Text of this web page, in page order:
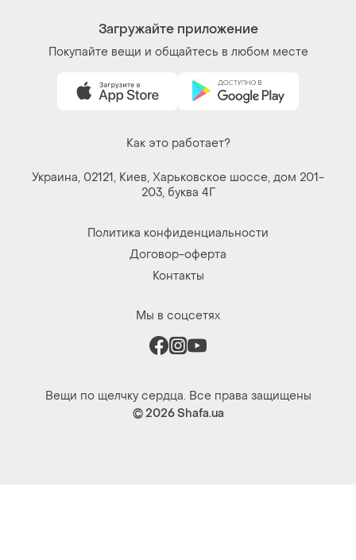
Загружайте приложение
Покупайте вещи и общайтесь в любом месте
Как это работает?
Украина, 02121, Киев, Харьковское шоссе, дом 201-
203, буква 4Г
Политика конфиденциальности
Договор-оферта
Контакты
Мы в соцсетях
Вещи по щелчку сердца. Все права защищены
© 2026Shafa.ua